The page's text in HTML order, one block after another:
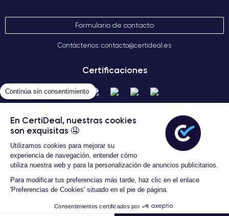
Continúa sin consentimiento
En CertiDeal, nuestras cookies
son exquisitas 🤤
Utilizamos cookies para mejorar su
experiencia de navegación, entender cómo
utiliza nuestra web y para la personalización de anuncios publicitarios.
Para modificar tus preferencias más tarde, haz clic en el enlace
'Preferencias de Cookies' situado en el pie de página.
Consentimientos certificados por
Formulario de contacto
Contáctenos: contacto@certideal.es
Certificaciones
Términos Generales de Venta
derechos reservados